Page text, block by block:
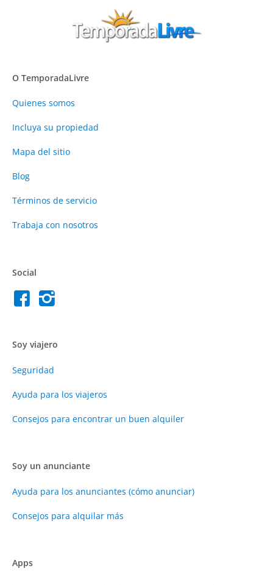
O TemporadaLivre
Quienes somos
Incluya su propiedad
Mapa del sitio
Blog
Términos de servicio
Trabaja con nosotros
Social
Soy viajero
Seguridad
Ayuda para los viajeros
Consejos para encontrar un buen alquiler
Soy un anunciante
Ayuda para los anunciantes (cómo anunciar)
Consejos para alquilar más
Apps